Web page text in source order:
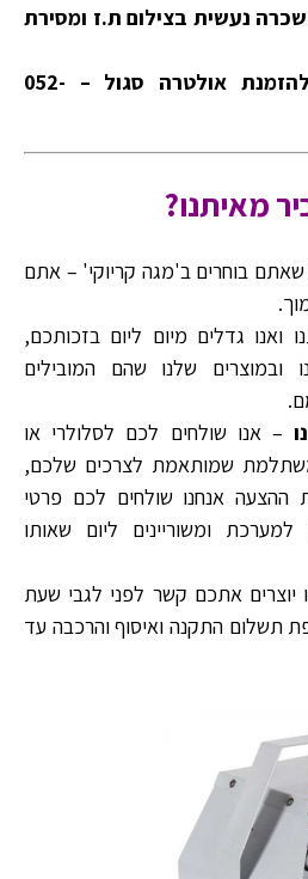
נעשית בצילום ת.ז ומסירת
התקשרו עכשיו להזמנת אולטרה סגול – 052-
מאיתנו?
שאתם בוחרים ב'מגה קריוקי' – אתם
ואנו גדלים מיום ליום בזכותכם,
ובמוצרים שלנו שהם המובילים
– אנו שולחים לכם לסלולרי או
משתלמת שמותאמת לצרכים שלכם,
אנחנו שולחים לכם פרטי
ומשוריינים ליום שאותו
יוצרים אתכם קשר לפני לגבי שעת
תשלום התקנה ואיסוף והרכבה עד